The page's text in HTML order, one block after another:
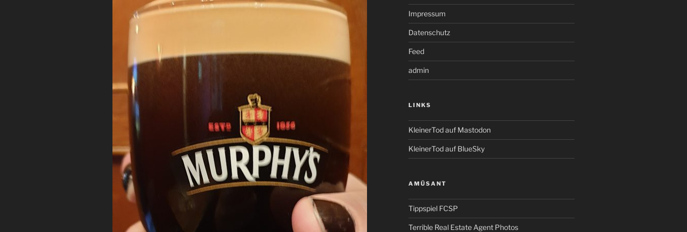
Impressum
Datenschutz
Feed
admin
LINKS
KleinerTod auf Mastodon
KleinerTod auf BlueSky
AMÜSANT
Tippspiel FCSP
Terrible Real Estate Agent Photos